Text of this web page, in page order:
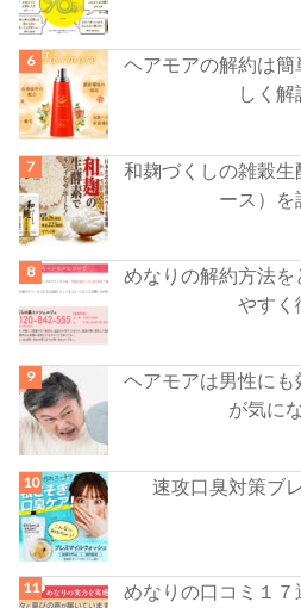
ヘアモアの解約は
しく解
和麹づくしの雑穀生
ース）を
めなりの解約方法を
やすく
ヘアモアは男性に
が気に
速攻口臭対策ブ
めなりの口コミ１